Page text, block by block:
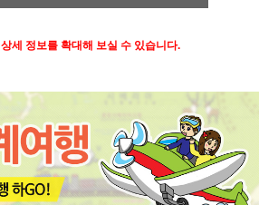
상세 정보를 확대해 보실 수 있습니다.